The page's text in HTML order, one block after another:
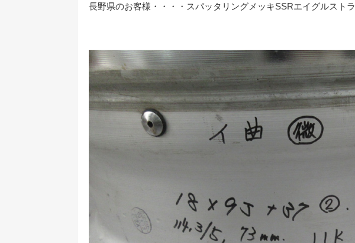
長野県のお客様・・・・スパッタリングメッキSSRエイグルスト